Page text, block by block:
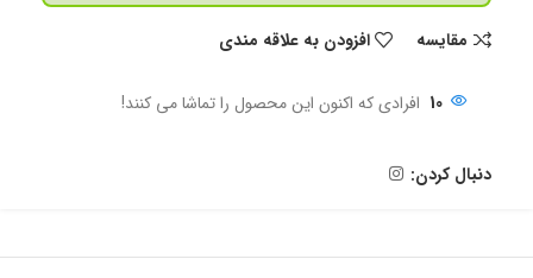
مقايسه افزودن به علاقه مندی
10 افرادی که اکنون این محصول را تماشا می کنند!
دنبال کردن: